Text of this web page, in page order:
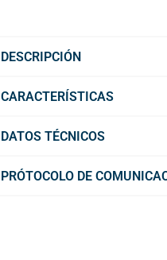
DESCRIPCIÓN
CARACTERÍSTICAS
DATOS TÉCNICOS
PRÓTOCOLO DE